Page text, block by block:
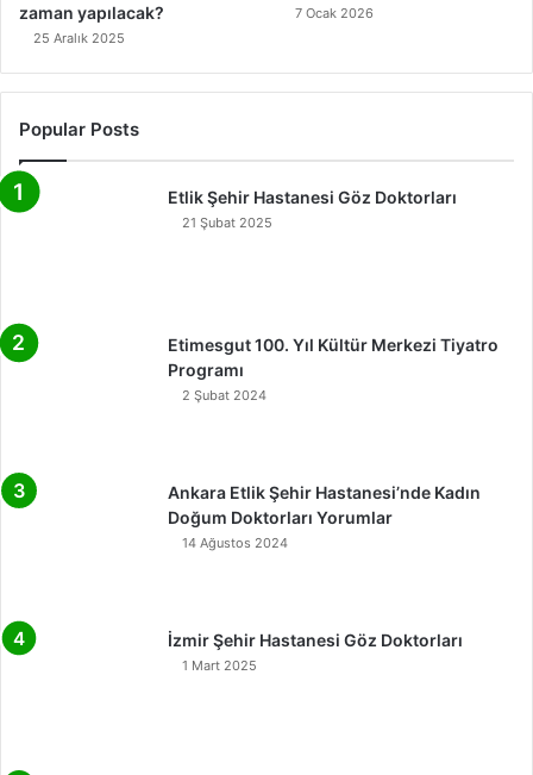
zaman yapılacak?
25 Aralık 2025
7 Ocak 2026
Popular Posts
Etlik Şehir Hastanesi Göz Doktorları
21 Şubat 2025
Etimesgut 100. Yıl Kültür Merkezi Tiyatro
Programı
2 Şubat 2024
Ankara Etlik Şehir Hastanesi’nde Kadın
Doğum Doktorları Yorumlar
14 Ağustos 2024
İzmir Şehir Hastanesi Göz Doktorları
1 Mart 2025